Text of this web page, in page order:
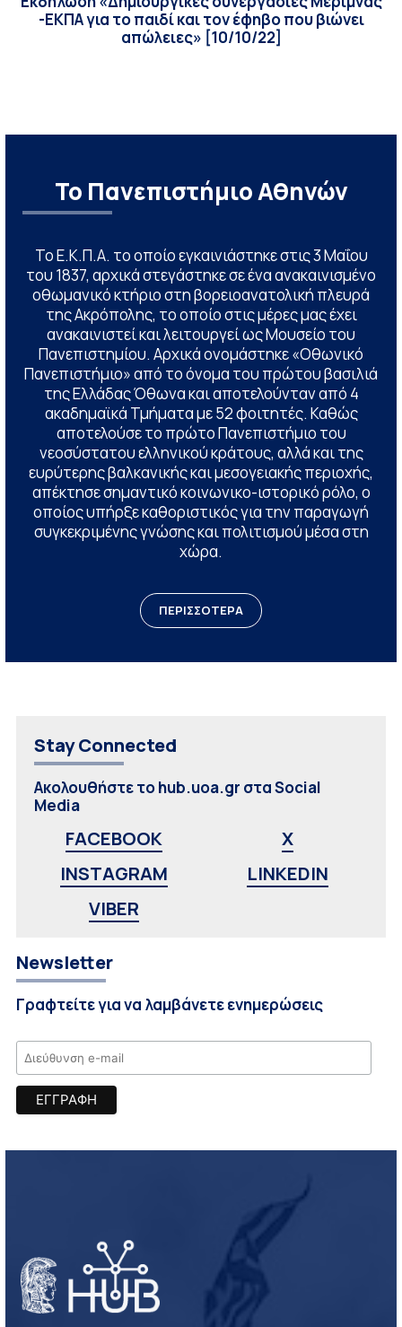
-ΕΚΠΑ για το παιδί και τον έφηβο που βιώνει
απώλειες» [10/10/22]
Το Πανεπιστήμιο Αθηνών
Το Ε.Κ.Π.Α. το οποίο εγκαινιάστηκε στις 3 Μαΐου
του 1837, αρχικά στεγάστηκε σε ένα ανακαινισμένο
οθωμανικό κτήριο στη βορειοανατολική πλευρά
της Ακρόπολης, το οποίο στις μέρες μας έχει
ανακαινιστεί και λειτουργεί ως Μουσείο του
Πανεπιστημίου. Αρχικά ονομάστηκε «Οθωνικό
Πανεπιστήμιο» από το όνομα του πρώτου βασιλιά
της Ελλάδας Όθωνα και αποτελούνταν από 4
ακαδημαϊκά Τμήματα με 52 φοιτητές. Καθώς
αποτελούσε το πρώτο Πανεπιστήμιο του
νεοσύστατου ελληνικού κράτους, αλλά και της
ευρύτερης βαλκανικής και μεσογειακής περιοχής,
απέκτησε σημαντικό κοινωνικο-ιστορικό ρόλο, ο
οποίος υπήρξε καθοριστικός για την παραγωγή
συγκεκριμένης γνώσης και πολιτισμού μέσα στη
χώρα.
ΠΕΡΙΣΣΟΤΕΡΑ
Stay Connected
Ακολουθήστε το hub.uoa.gr στα Social
Media
FACEBOOK
X
INSTAGRAM
LINKEDIN
VIBER
Newsletter
Γραφτείτε για να λαμβάνετε ενημερώσεις